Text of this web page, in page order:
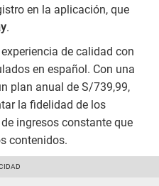
en la aplicación, que
.
de calidad con
en español. Con una
plan anual de S/739,99,
la fidelidad de los
ingresos constante que
contenidos.